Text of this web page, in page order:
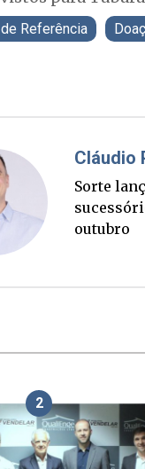
Referência
Fabiano
Ponte
2